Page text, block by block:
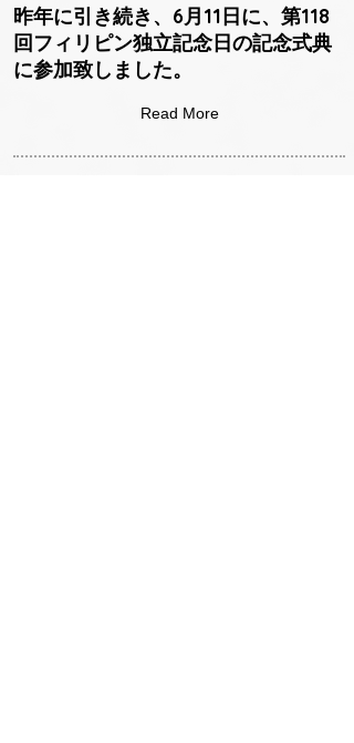
昨年に引き続き、6月11日に、第118
回フィリピン独立記念日の記念式典
に参加致しました。
Read More